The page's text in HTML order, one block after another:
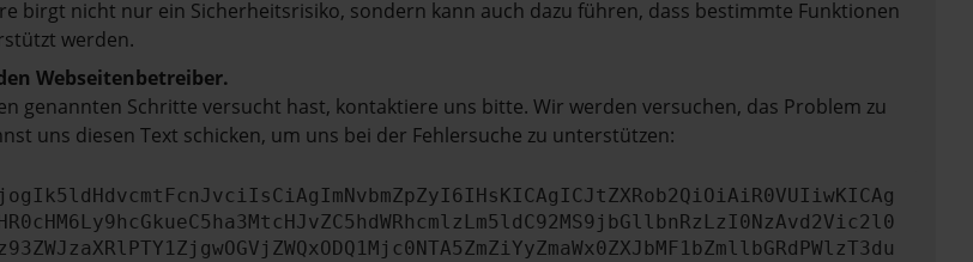
birgt nicht nur ein Sicherheitsrisiko, sondern kann auch dazu führen, dass bestimmte Funktionen
werden.
Webseitenbetreiber.
genannten Schritte versucht hast, kontaktiere uns bitte. Wir werden versuchen, das Problem zu
uns diesen Text schicken, um uns bei der Fehlersuche zu unterstützen: